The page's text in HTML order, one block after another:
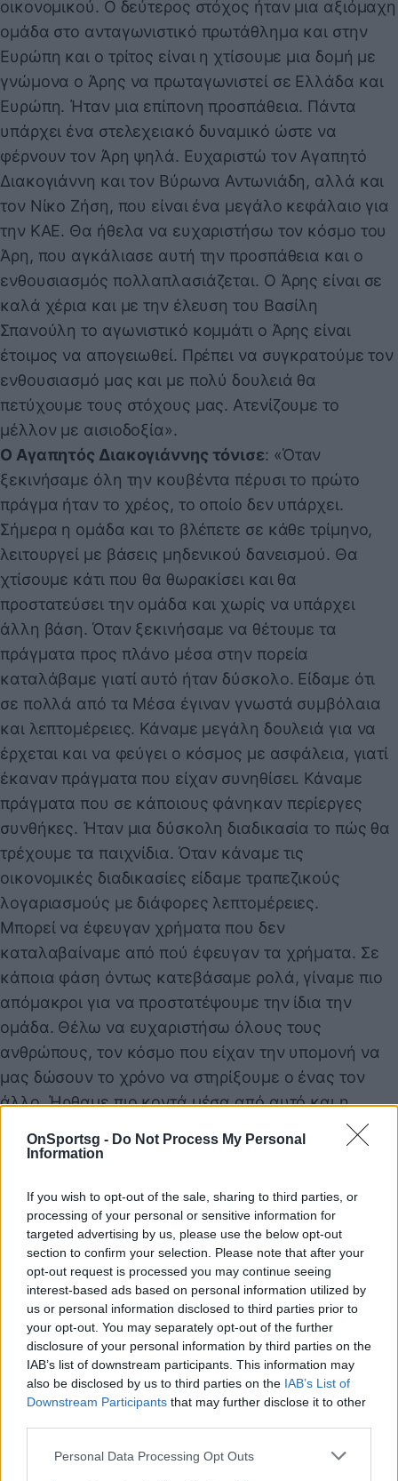
OnSportsg - Do Not Process My Personal
Information
If you wish to opt-out of the sale, sharing to third parties, or
processing of your personal or sensitive information for
targeted advertising by us, please use the below opt-out
section to confirm your selection. Please note that after your
opt-out request is processed you may continue seeing
interest-based ads based on personal information utilized by
us or personal information disclosed to third parties prior to
your opt-out. You may separately opt-out of the further
disclosure of your personal information by third parties on the
IAB’s list of downstream participants. This information may
also be disclosed by us to third parties on the IAB’s List of
Downstream Participants that may further disclose it to other
Personal Data Processing Opt Outs
οικονομικού. Ο δεύτερος στόχος ήταν μια αξιόμαχη
ομάδα στο ανταγωνιστικό πρωτάθλημα και στην
Ευρώπη και ο τρίτος είναι η χτίσουμε μια δομή με
γνώμονα ο Άρης να πρωταγωνιστεί σε Ελλάδα και
Ευρώπη. Ήταν μια επίπονη προσπάθεια. Πάντα
υπάρχει ένα στελεχειακό δυναμικό ώστε να
φέρνουν τον Άρη ψηλά. Ευχαριστώ τον Αγαπητό
Διακογιάννη και τον Βύρωνα Αντωνιάδη, αλλά και
τον Νίκο Ζήση, που είναι ένα μεγάλο κεφάλαιο για
την ΚΑΕ. Θα ήθελα να ευχαριστήσω τον κόσμο του
Άρη, που αγκάλιασε αυτή την προσπάθεια και ο
ενθουσιασμός πολλαπλασιάζεται. Ο Άρης είναι σε
καλά χέρια και με την έλευση του Βασίλη
Σπανούλη το αγωνιστικό κομμάτι ο Άρης είναι
έτοιμος να απογειωθεί. Πρέπει να συγκρατούμε τον
ενθουσιασμό μας και με πολύ δουλειά θα
πετύχουμε τους στόχους μας. Ατενίζουμε το
μέλλον με αισιοδοξία».
Ο Αγαπητός Διακογιάννης τόνισε: «Όταν
ξεκινήσαμε όλη την κουβέντα πέρυσι το πρώτο
πράγμα ήταν το χρέος, το οποίο δεν υπάρχει.
Σήμερα η ομάδα και το βλέπετε σε κάθε τρίμηνο,
λειτουργεί με βάσεις μηδενικού δανεισμού. Θα
χτίσουμε κάτι που θα θωρακίσει και θα
προστατεύσει την ομάδα και χωρίς να υπάρχει
άλλη βάση. Όταν ξεκινήσαμε να θέτουμε τα
πράγματα προς πλάνο μέσα στην πορεία
καταλάβαμε γιατί αυτό ήταν δύσκολο. Είδαμε ότι
σε πολλά από τα Μέσα έγιναν γνωστά συμβόλαια
και λεπτομέρειες. Κάναμε μεγάλη δουλειά για να
έρχεται και να φεύγει ο κόσμος με ασφάλεια, γιατί
έκαναν πράγματα που είχαν συνηθίσει. Κάναμε
πράγματα που σε κάποιους φάνηκαν περίεργες
συνθήκες. Ήταν μια δύσκολη διαδικασία το πώς θα
τρέχουμε τα παιχνίδια. Όταν κάναμε τις
οικονομικές διαδικασίες είδαμε τραπεζικούς
λογαριασμούς με διάφορες λεπτομέρειες.
Μπορεί να έφευγαν χρήματα που δεν
καταλαβαίναμε από πού έφευγαν τα χρήματα. Σε
κάποια φάση όντως κατεβάσαμε ρολά, γίναμε πιο
απόμακροι για να προστατέψουμε την ίδια την
ομάδα. Θέλω να ευχαριστήσω όλους τους
ανθρώπους, τον κόσμο που είχαν την υπομονή να
μας δώσουν το χρόνο να στηρίξουμε ο ένας τον
άλλο. Ήρθαμε πιο κοντά μέσα από αυτό και η
διαδικασία θα συνεχίσει και τη φετινή χρονιά.
Έχοντας ξεπεράσει τον αρχικό σκόπελο το δεύτερο
ξεκινήσει συζητήσεις για το γήπεδο και πάνε
αρκετά καλά. Για να παραχωρηθεί ένα γήπεδο
περνάει από αρκετούς φορείς ακόμα και τοπικούς
και για να έρθουν όλοι σε μια συμφωνία είναι μια
διαδικασία που παίρνει χρόνο. Οι περισσότεροι από
αυτούς τους ανθρώπους καταλαβαίνουν ότι είναι
μια win-win κατάσταση.
Πρέπει να κάνουμε μια διαδικασία που θα
ακολουθεί κάποιες βάσεις για να είναι το
Αλεξάνδρειο βιώσιμο, να αναπτύξουμε όλες τις
δραστηριότητες που θέλουμε. Θέλω να κάνω μια